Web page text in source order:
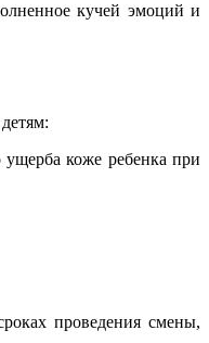
кучей эмоций и
коже ребенка при
проведения смены,